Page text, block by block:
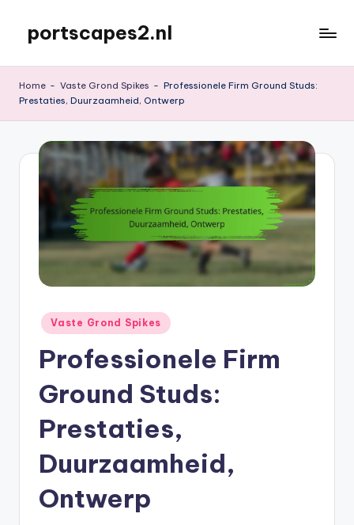
content
portscapes2.nl
Home - Vaste Grond Spikes - Professionele Firm Ground Studs:
Prestaties, Duurzaamheid, Ontwerp
Posted
in
Vaste Grond Spikes
Professionele Firm
Ground Studs:
Prestaties,
Duurzaamheid,
Ontwerp